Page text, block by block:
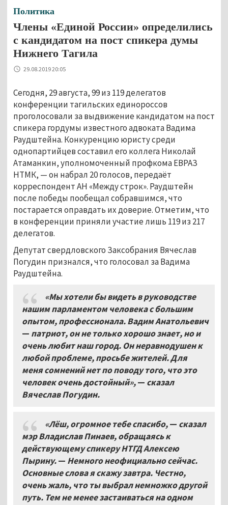
Политика
Члены «Единой России» определились
с кандидатом на пост спикера думы
Нижнего Тагила
29.08.2019 20:05
Сегодня, 29 августа, 99 из 119 делегатов
конференции тагильских единороссов
проголосовали за выдвижение кандидатом на пост
спикера гордумы известного адвоката Вадима
Раудштейна. Конкуренцию юристу среди
однопартийцев составил его коллега Николай
Атаманкин, уполномоченный профкома ЕВРАЗ
НТМК, — он набрал 20 голосов, передаёт
корреспондент АН «Между строк». Раудштейн
после победы пообещал собравшимся, что
постарается оправдать их доверие. Отметим, что
в конференции приняли участие лишь 119 из 217
делегатов.
Депутат свердловского Заксобрания Вячеслав
Погудин признался, что голосовал за Вадима
Раудштейна.
«Мы хотели бы видеть в руководстве
нашим парламентом человека с большим
опытом, профессионала. Вадим Анатольевич
— патриот, он не только хорошо знает, но и
очень любит наш город. Он неравнодушен к
любой проблеме, просьбе жителей. Для
меня сомнений нет по поводу того, что это
человек очень достойный»,— сказал
Вячеслав Погудин.
«Лёш, огромное тебе спасибо,— сказал
мэр Владислав Пинаев, обращаясь к
действующему спикеру НТГД Алексею
Пырину.— Немного неофициально сейчас.
Основные слова я скажу завтра. Честно,
очень жаль, что ты выбрал немножко другой
путь. Тем не менее застаиваться на одном